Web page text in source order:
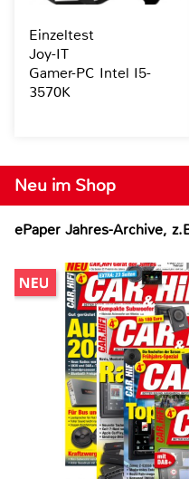
Neu im Shop
ePaper Jahres-Archive,
Einzeltest
Joy-IT
Gamer-PC Intel I5-
3570K